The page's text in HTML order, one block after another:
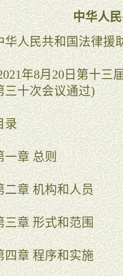
中华人
华人民共和国法律援
年8月20日第十三
三十次会议通过)
录
一章 总则
二章 机构和人员
三章 形式和范围
四章 程序和实施